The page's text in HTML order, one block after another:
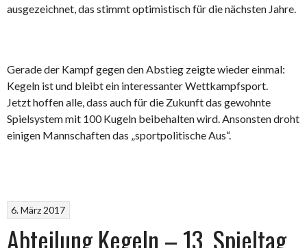
ausgezeichnet, das stimmt optimistisch für die nächsten Jahre.
Gerade der Kampf gegen den Abstieg zeigte wieder einmal:
Kegeln ist und bleibt ein interessanter Wettkampfsport.
Jetzt hoffen alle, dass auch für die Zukunft das gewohnte
Spielsystem mit 100 Kugeln beibehalten wird. Ansonsten droht
einigen Mannschaften das „sportpolitische Aus“.
6. März 2017
Abteilung Kegeln – 13. Spieltag